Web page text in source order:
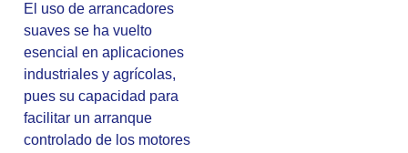
El uso de arrancadores
suaves se ha vuelto
esencial en aplicaciones
industriales y agrícolas,
pues su capacidad para
facilitar un arranque
controlado de los motores